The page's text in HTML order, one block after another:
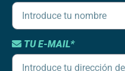
TU E-MAIL*